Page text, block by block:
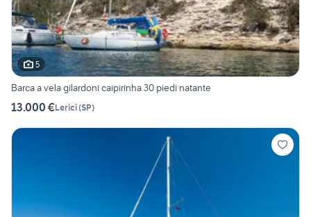
5
Barca a vela gilardoni caipirinha 30 piedi natante
13.000 €Lerici(SP)